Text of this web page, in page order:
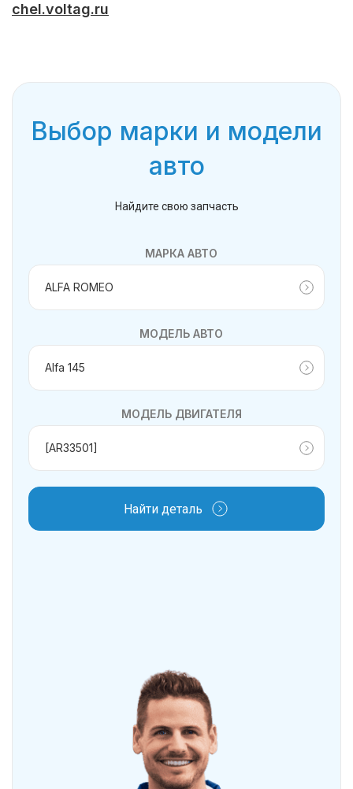
chel.voltag.ru
Выбор марки и модели
авто
Найдите свою запчасть
МАРКА АВТО
МОДЕЛЬ АВТО
МОДЕЛЬ ДВИГАТЕЛЯ
Найти деталь